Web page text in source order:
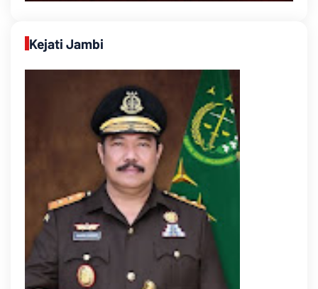
Kejati Jambi